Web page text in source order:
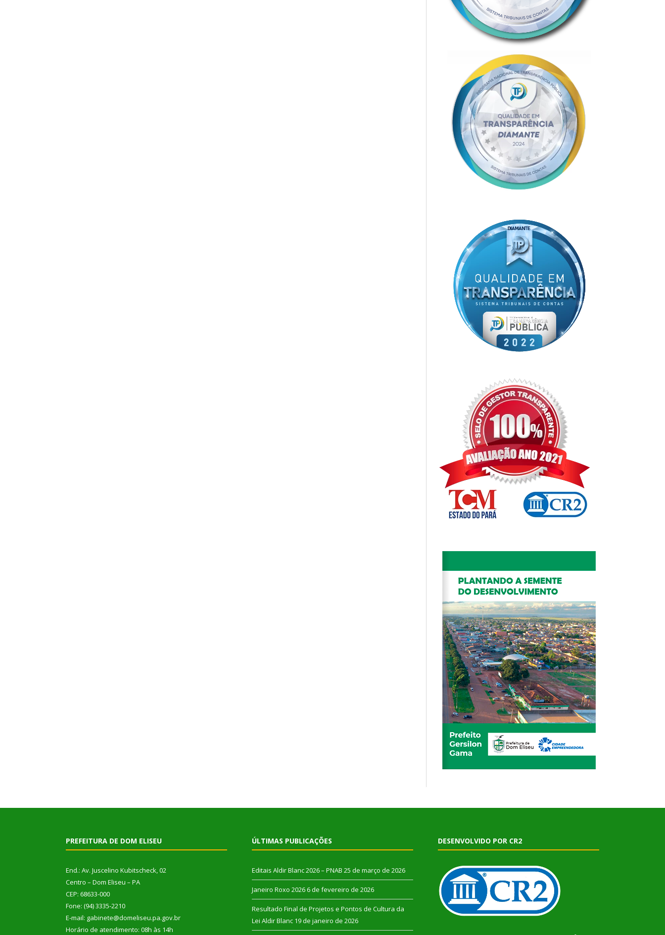
PREFEITURA DE DOM ELISEU
End.: Av. Juscelino Kubitscheck, 02
Centro – Dom Eliseu – PA
CEP: 68633-000
Fone: (94) 3335-2210
E-mail: gabinete@domeliseu.pa.gov.br
Horário de atendimento: 08h às 14h
ÚLTIMAS PUBLICAÇÕES
Editais Aldir Blanc 2026 – PNAB 25 de março de 2026
Janeiro Roxo 2026 6 de fevereiro de 2026
Resultado Final de Projetos e Pontos de Cultura da
Lei Aldir Blanc 19 de janeiro de 2026
DESENVOLVIDO POR CR2